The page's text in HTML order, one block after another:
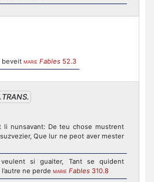
beveit MARIE Fables 52.3
li nunsavant: De teu chose mustrent
Que lur ne peot aver mester
si guaiter, Tant se quident
ne perde MARIE Fables 310.8